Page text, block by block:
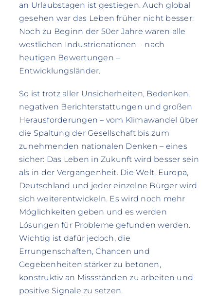
an Urlaubstagen ist gestiegen. Auch global
gesehen war das Leben früher nicht besser:
Noch zu Beginn der 50er Jahre waren alle
westlichen Industrienationen – nach
heutigen Bewertungen –
Entwicklungsländer.
So ist trotz aller Unsicherheiten, Bedenken,
negativen Berichterstattungen und großen
Herausforderungen – vom Klimawandel über
die Spaltung der Gesellschaft bis zum
zunehmenden nationalen Denken – eines
sicher: Das Leben in Zukunft wird besser sein
als in der Vergangenheit. Die Welt, Europa,
Deutschland und jeder einzelne Bürger wird
sich weiterentwickeln. Es wird noch mehr
Möglichkeiten geben und es werden
Lösungen für Probleme gefunden werden.
Wichtig ist dafür jedoch, die
Errungenschaften, Chancen und
Gegebenheiten stärker zu betonen,
konstruktiv an Missständen zu arbeiten und
positive Signale zu setzen.